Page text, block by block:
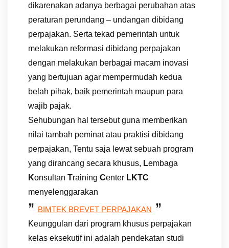
dikarenakan adanya berbagai perubahan atas
peraturan perundang – undangan dibidang
perpajakan. Serta tekad pemerintah untuk
melakukan reformasi dibidang perpajakan
dengan melakukan berbagai macam inovasi
yang bertujuan agar mempermudah kedua
belah pihak, baik pemerintah maupun para
wajib pajak.
Sehubungan hal tersebut guna memberikan
nilai tambah peminat atau praktisi dibidang
perpajakan, Tentu saja lewat sebuah program
yang dirancang secara khusus, Lembaga
Konsultan Training Center LKTC
menyelenggarakan
” BIMTEK BREVET PERPAJAKAN ”
Keunggulan dari program khusus perpajakan
kelas eksekutif ini adalah pendekatan studi